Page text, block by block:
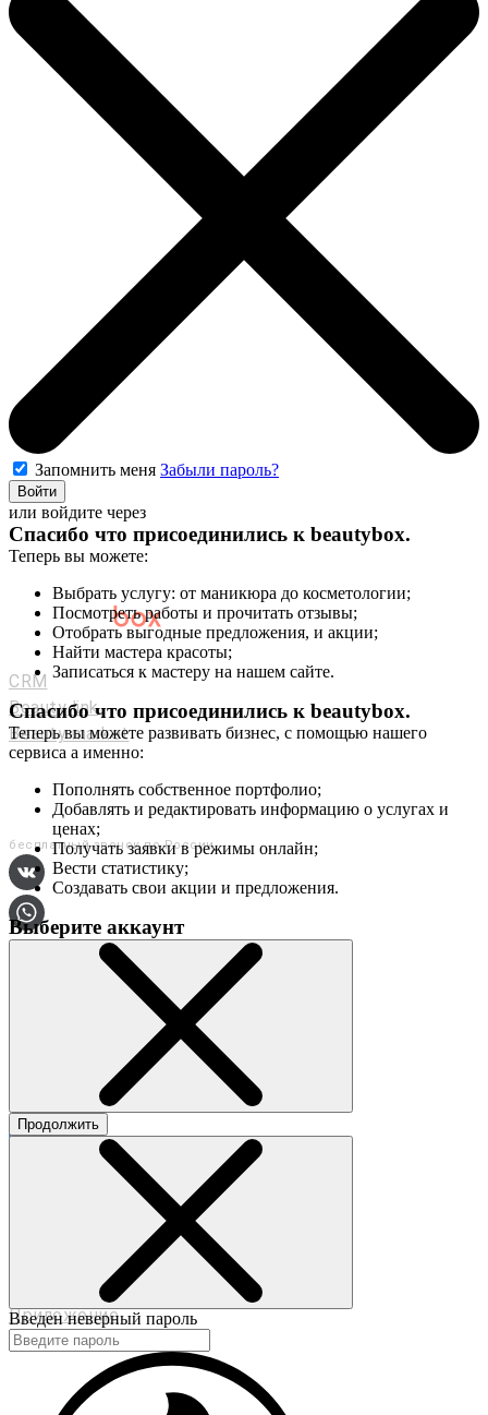
Мастерам и салонам
CRM
Beauty link
Beauty market
Приложение
Мы в соц. сетях
+7 (800) 551-80-29
бесплатный звонок по России
О сервисе
©2017-2020 beautybox.ru
Договор-оферта
Пользовательское соглашение
Политика конфиденциальности
Приложение
Запомнить меня Забыли пароль?
Войти
или войдите через
Спасибо что присоединились к beautybox.
Теперь вы можете:
Выбрать услугу: от маникюра до косметологии;
Посмотреть работы и прочитать отзывы;
Отобрать выгодные предложения, и акции;
Найти мастера красоты;
Записаться к мастеру на нашем сайте.
Спасибо что присоединились к beautybox.
Теперь вы можете развивать бизнес, с помощью нашего
сервиса а именно:
Пополнять собственное портфолио;
Добавлять и редактировать информацию о услугах и
ценах;
Получать заявки в режимы онлайн;
Вести статистику;
Создавать свои акции и предложения.
Выберите аккаунт
Продолжить
Введен неверный пароль